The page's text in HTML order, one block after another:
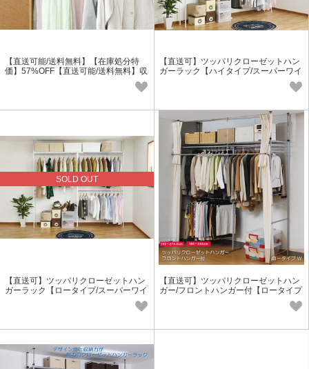
【直送可能/送料無料】【在庫処分特
価】57%OFF【直送可能/送料無料】収
【直送可】ツッパリクローゼットハン
ガーラック【ハイタイプ/スーパーワイ
SOLD OUT
【直送可】ツッパリクローゼットハン
ガーラック【ロータイプ/スーパーワイ
【直送可】ツッパリクローゼットハン
ガー/フロントハンガー付【ロータイプ